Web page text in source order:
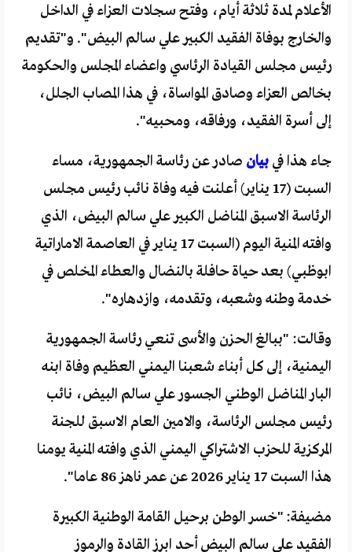
الأعلام لمدة ثلاثة أيام، وفتح سجلات العزاء في الداخل
والخارج بوفاة الفقيد الكبير علي سالم البيض". و"تقديم
رئيس مجلس القيادة الرئاسي واعضاء المجلس والحكومة
بخالص العزاء وصادق المواساة، في هذا المصاب الجلل،
إلى أسرة الفقيد، ورفاقه، ومحبيه".
جاء هذا في بيان صادر عن رئاسة الجمهورية، مساء
السبت (17 يناير) أعلنت فيه وفاة نائب رئيس مجلس
الرئاسة الاسبق المناضل الكبير علي سالم البيض، الذي
وافته المنية اليوم (السبت 17 يناير في العاصمة الاماراتية
ابوظبي) بعد حياة حافلة بالنضال والعطاء المخلص في
خدمة وطنه وشعبه، وتقدمه، وازدهاره".
وقالت: "ببالغ الحزن والأسى تنعي رئاسة الجمهورية
اليمنية، إلى كل أبناء شعبنا اليمني العظيم وفاة ابنه
البار المناضل الوطني الجسور علي سالم البيض، نائب
رئيس مجلس الرئاسة، والامين العام الاسبق للجنة
المركزية للحزب الاشتراكي اليمني الذي وافته المنية يومنا
هذا السبت 17 يناير 2026 عن عمر ناهز 86 عاما".
مضيفة: "خسر الوطن برحيل القامة الوطنية الكبيرة
الفقيد علي سالم البيض أحد ابرز القادة والرموز